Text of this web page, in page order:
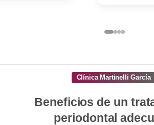
Clínica Martinelli García
Beneficios de un
periodontal